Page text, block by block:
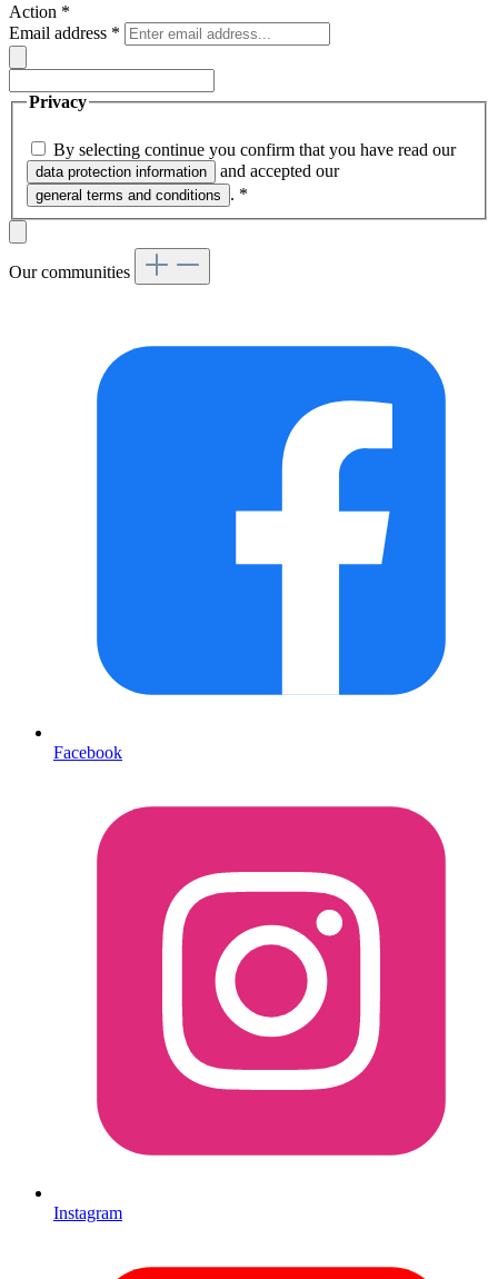
Action *
Email address *
Privacy
By selecting continue you confirm that you have read our
data protection information and accepted our
general terms and conditions . *
Our communities
Facebook
Instagram